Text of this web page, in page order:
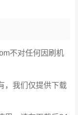
不对任何因刷机
，我们仅提供下载